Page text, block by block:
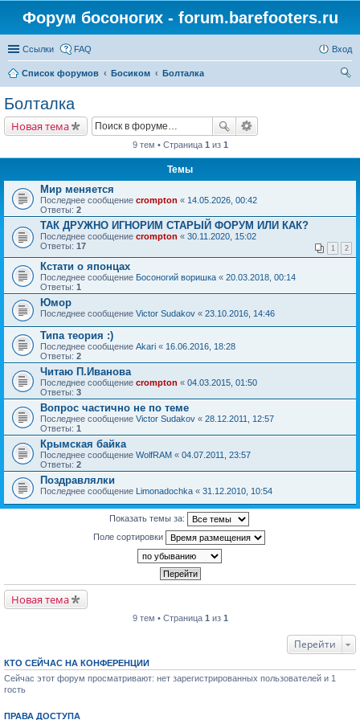
Форум босоногих - forum.barefooters.ru
Ссылки FAQ Вход
Список форумов Босиком
Болталка
Болталка
Новая тема
9 тем • Страница 1 из 1
Темы
Мир меняется
Последнее сообщение crompton « 14.05.2026, 00:42
Ответы: 2
ТАК ДРУЖНО ИГНОРИМ СТАРЫЙ ФОРУМ ИЛИ КАК?
Последнее сообщение crompton « 30.11.2020, 15:02
Ответы: 17 1 2
Кстати о японцах
Последнее сообщение Босоногий воришка « 20.03.2018, 00:14
Ответы: 1
Юмор
Последнее сообщение Victor Sudakov « 23.10.2016, 14:46
Типа теория :)
Последнее сообщение Akari « 16.06.2016, 18:28
Ответы: 2
Читаю П.Иванова
Последнее сообщение crompton « 04.03.2015, 01:50
Ответы: 3
Вопрос частично не по теме
Последнее сообщение Victor Sudakov « 28.12.2011, 12:57
Ответы: 1
Крымская байка
Последнее сообщение WolfRAM « 04.07.2011, 23:57
Ответы: 2
Поздравлялки
Последнее сообщение Limonadochka « 31.12.2010, 10:54
Показать темы за:
Поле сортировки
Новая тема
9 тем • Страница 1 из 1
Перейти
КТО СЕЙЧАС НА КОНФЕРЕНЦИИ
Сейчас этот форум просматривают: нет зарегистрированных пользователей и 1
гость
ПРАВА ДОСТУПА